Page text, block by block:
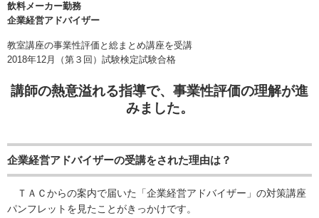
飲料メーカー勤務
企業経営アドバイザー
教室講座の事業性評価と総まとめ講座を受講
2018年12月（第３回）試験検定試験合格
講師の熱意溢れる指導で、事業性評価の理解が進
みました。
企業経営アドバイザーの受講をされた理由は？
ＴＡＣからの案内で届いた「企業経営アドバイザー」の対策講座
パンフレットを見たことがきっかけです。